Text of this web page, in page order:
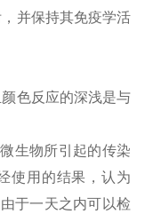
并保持其免疫学活
色反应的深浅是与
生物所引起的传染
使用的结果，认为
于一天之内可以检